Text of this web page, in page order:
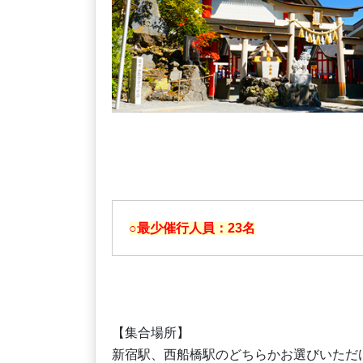
○最少催行人員：23名
【集合場所】
新宿駅、西船橋駅のどちらかお選びいただ